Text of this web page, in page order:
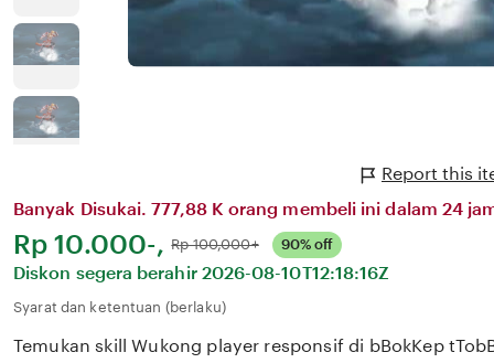
Report this
Banyak Disukai. 777,88 K orang membeli ini dalam 24
Harga:
Rp 10.000-, Normal:
Rp 100,000+ 90% off
Diskon segera berahir 2026-08-10T12:18:16Z
Syarat dan ketentuan (berlaku)
Temukan skill Wukong player responsif di bBokKep